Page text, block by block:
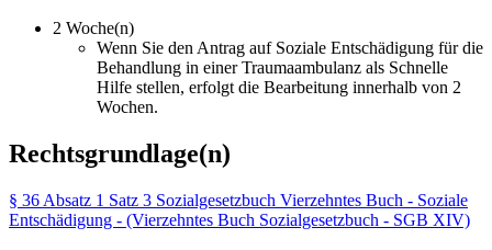
2 Woche(n)
Wenn Sie den Antrag auf Soziale Entschädigung für die
Behandlung in einer Traumaambulanz als Schnelle
Hilfe stellen, erfolgt die Bearbeitung innerhalb von 2
Wochen.
Rechtsgrundlage(n)
§ 36 Absatz 1 Satz 3 Sozialgesetzbuch Vierzehntes Buch - Soziale
Entschädigung - (Vierzehntes Buch Sozialgesetzbuch - SGB XIV)